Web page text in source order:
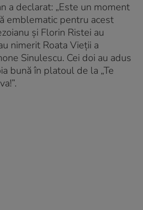
a declarat: „Este un moment
emblematic pentru acest
și Florin Ristei au
nimerit Roata Vieții a
Sinulescu. Cei doi au adus
bună în platoul de la „Te